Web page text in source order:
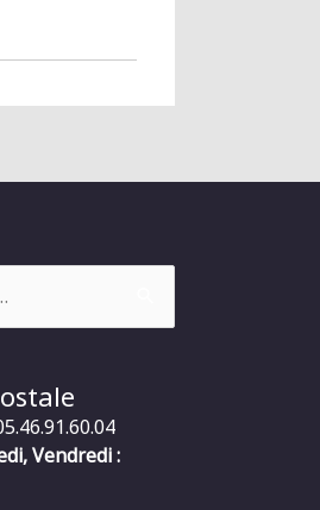
Vendredi :